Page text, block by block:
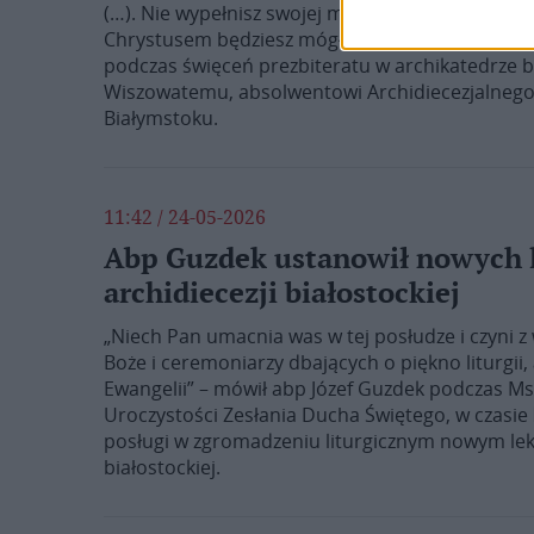
(…). Nie wypełnisz swojej misji bez pogłębionej
Chrystusem będziesz mógł skutecznie
podczas święceń prezbiteratu w archikatedrze
Wiszowatemu, absolwentowi
Białymstoku.
11:42 / 24-05-2026
Abp Guzdek ustanowił
archidiecezji białostockiej
„Niech Pan umacnia was w tej posłudze i czyni
Boże i ceremoniarzy dbających o piękno
Ewangelii” – mówił abp Józef Guzdek podczas
Uroczystości Zesłania Ducha Świętego, w
posługi w zgromadzeniu liturgicznym nowym
białostockiej.